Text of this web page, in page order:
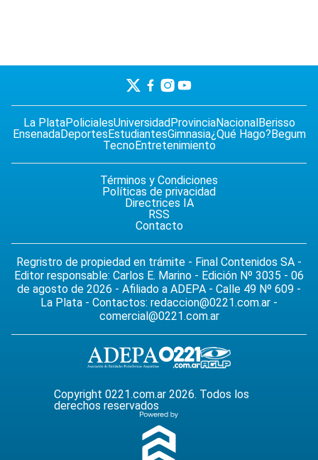
La PlataPolicialesUniversidadProvinciaNacionalBerisso
EnsenadaDeportesEstudiantesGimnasia¿Qué Hago?Begum
TecnoEntretenimiento
Términos y Condiciones
Políticas de privacidad
Directrices IA
RSS
Contacto
Regristro de propiedad en trámite - Final Contenidos SA -
Editor responsable: Carlos E. Marino - Edición Nº 3035 - 06
de agosto de 2026 - Afiliado a ADEPA - Calle 49 Nº 609 -
La Plata - Contactos: redaccion@0221.com.ar -
comercial@0221.com.ar
Copyright 0221.com.ar 2026. Todos los
derechos reservados